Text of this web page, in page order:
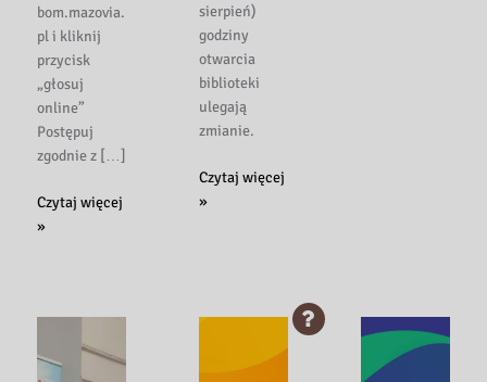
bom.mazovia.
pl i kliknij
przycisk
„głosuj
online”
Postępuj
zgodnie z […]
Budżet
obywatelski.
Czytaj więcej
»
sierpień)
godziny
otwarcia
biblioteki
ulegają
zmianie.
Zmiana
godzin
Czytaj więcej
»